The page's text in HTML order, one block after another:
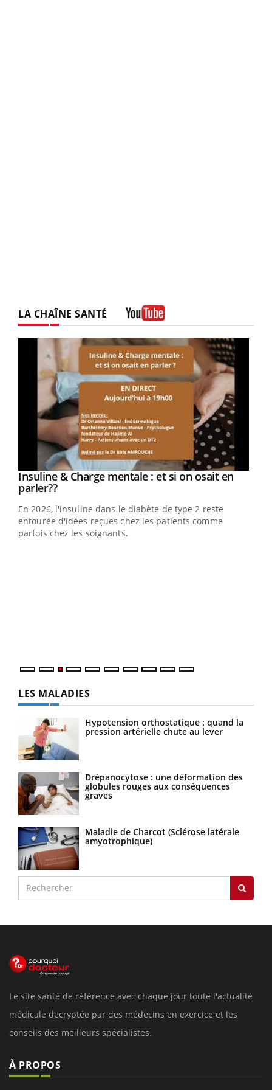
LA CHAÎNE SANTÉ
Youtube
Insuline & Charge mentale : et si on osait en
parler??Youtube
En 2026, l'insuline dans le diabète de type 2 reste
entourée d'idées reçues chez les patients comme
parfois chez les soignants.
LES MALADIES
Hypotension orthostatique : quand la
pression artérielle chute au lever
Drépanocytose : une déformation des
globules rouges aux conséquences
graves
Maladie de Charcot (Sclérose latérale
amyotrophique)
Le site santé de référence avec chaque jour toute l'actualité
médicale decryptée par des médecins en exercice et les
conseils des meilleurs spécialistes.
À PROPOS